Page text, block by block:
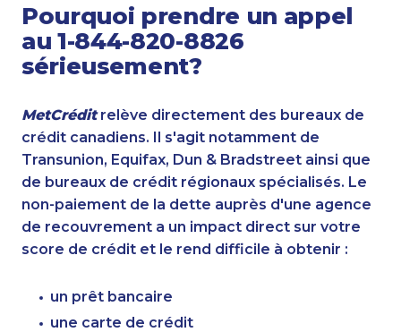
Pourquoi prendre un appel
au 1-844-820-8826
sérieusement?
MetCréditrelève directement des bureaux de
crédit canadiens. Il s'agit notamment de
Transunion, Equifax, Dun & Bradstreet ainsi que
de bureaux de crédit régionaux spécialisés. Le
non-paiement de la dette auprès d'une agence
de recouvrement a un impact direct sur votre
score de crédit et le rend difficile à obtenir :
un prêt bancaire
une carte de crédit